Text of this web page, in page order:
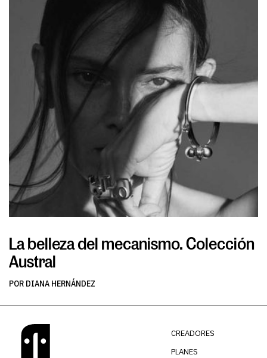
La belleza del mecanismo. Colección
Austral
POR DIANA HERNÁNDEZ
CREADORES
PLANES